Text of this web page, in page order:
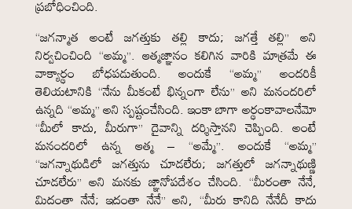
ప్రబోధించింది.
“జగన్మాత అంటే జగత్తుకు తల్లి కాదు; జగత్తే తల్లి” అని
నిర్వచించింది “అమ్మ”. ఆత్మజ్ఞానం కలిగిన వారికి మాత్రమే ఈ
వాక్యార్థం బోధపడుతుంది. అందుకే “అమ్మ” అందరికీ
తెలియటానికి “నేను మీకంటే భిన్నంగా లేను” అని మనందరిలో
ఉన్నది “అమ్మ” అని స్పష్టంచేసింది. ఇంకా బాగా అర్థంకావాలనేమో
“మీలో కాదు, మీరుగా” దైవాన్ని దర్శిస్తానని చెప్పింది. అంటే
మనందరిలో ఉన్న ఆత్మ – “అమ్మే”. అందుకే “అమ్మ”
“జగన్నాథుడిలో జగత్తును చూడలేరు; జగత్తులో జగన్నాథుణ్ణి
చూడలేరు” అని మనకు జ్ఞానోపదేశం చేసింది. “మీరంతా నేనే,
మిదంతా నేనే; ఇదంతా నేనే” అని, “మీరు కానిది నేనేదీ కాదు